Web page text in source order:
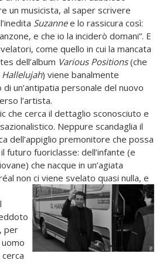
un musicista, al saper scrivere
Suzannee lo rassicura così:
e che io la inciderò domani”. E
come quello in cui la mancata
dell’album Various Positions(che
Hallelujah) viene banalmente
un’antipatia personale del nuovo
l’artista.
che cerca il dettaglio sconosciuto e
Neppure scandaglia il
dell’appiglio premonitore che possa
futuro fuoriclasse: dell’infante (e
che nacque in un’agiata
non ci viene svelato quasi nulla, e
per